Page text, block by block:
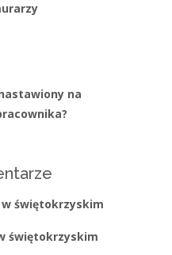
na
świętokrzyskim
świętokrzyskim